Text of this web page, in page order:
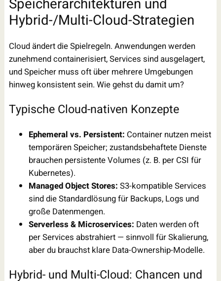
Speicherarchitekturen und
Hybrid-/Multi-Cloud-Strategien
Cloud ändert die Spielregeln. Anwendungen werden
zunehmend containerisiert, Services sind ausgelagert,
und Speicher muss oft über mehrere Umgebungen
hinweg konsistent sein. Wie gehst du damit um?
Typische Cloud-nativen Konzepte
Ephemeral vs. Persistent: Container nutzen meist
temporären Speicher; zustandsbehaftete Dienste
brauchen persistente Volumes (z. B. per CSI für
Kubernetes).
Managed Object Stores: S3-kompatible Services
sind die Standardlösung für Backups, Logs und
große Datenmengen.
Serverless & Microservices: Daten werden oft
per Services abstrahiert — sinnvoll für Skalierung,
aber du brauchst klare Data-Ownership-Modelle.
Hybrid- und Multi-Cloud: Chancen und